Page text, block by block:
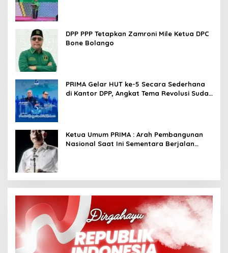
DPP PPP Tetapkan Zamroni Mile Ketua DPC
Bone Bolango
PRIMA Gelar HUT ke-5 Secara Sederhana
di Kantor DPP, Angkat Tema Revolusi Sudah
Ketua Umum PRIMA : Arah Pembangunan
Nasional Saat Ini Sementara Berjalan